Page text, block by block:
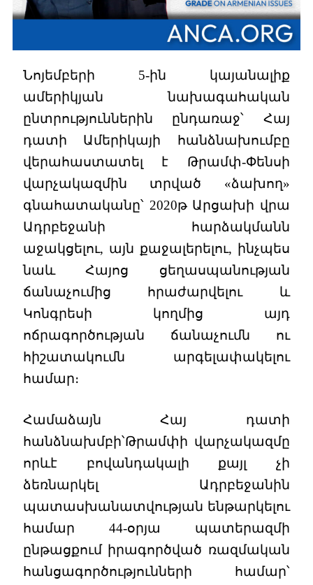
Նոյեմբերի 5-ին կայանալիք
ամերիկյան նախագահական
ընտրություններին ընդառաջ՝ Հայ
դատի Ամերիկայի հանձնախումբը
վերահաստատել է Թրամփ-Փենսի
վարչակազմին տրված «ձախող»
գնահատականը՝ 2020թ Արցախի վրա
Ադրբեջանի հարձակմանն
աջակցելու, այն քաջալերելու, ինչպես
նաև Հայոց ցեղասպանության
ճանաչումից հրաժարվելու և
Կոնգրեսի կողմից այդ
ոճրագործության ճանաչումն ու
հիշատակումն արգելափակելու
համար։
Համաձայն Հայ դատի
հանձնախմբի՝Թրամփի վարչակազմը
որևէ բովանդակալի քայլ չի
ձեռնարկել Ադրբեջանին
պատասխանատվության ենթարկելու
համար 44-օրյա պատերազմի
ընթացքում իրագործված ռազմական
հանցագործությունների համար՝